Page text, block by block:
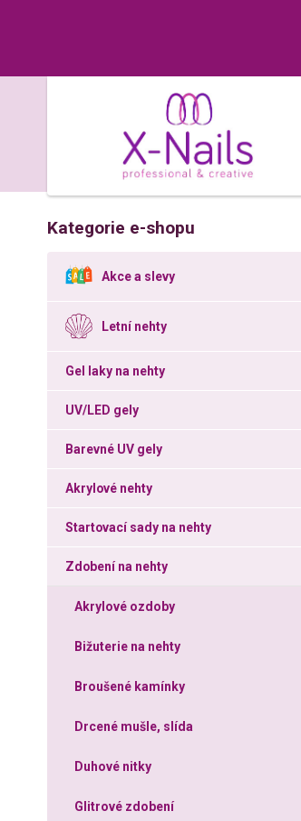
Kategorie e-shopu
Akce a slevy
Letní nehty
Gel laky na nehty
UV/LED gely
Barevné UV gely
Akrylové nehty
Startovací sady na nehty
Zdobení na nehty
Akrylové ozdoby
Bižuterie na nehty
Broušené kamínky
Drcené mušle, slída
Duhové nitky
Glitrové zdobení